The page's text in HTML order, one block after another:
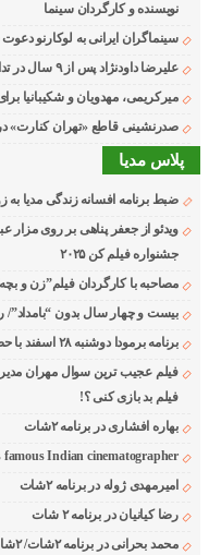
نویسنده و کارگردان سینما
سینماگران ایرانی به لوکارنو
علیرضا داودنژاد پس از ۹ سال در تدارک «زوجه دیجیتال»
میرکریمی، مهدویان و شکیبانیا
صدرنشینی قاطع «تهران کنارت» در گیشه هفته/ ۸۷
پلاس مدیا
ضبط برنامه افسانه زندگی مدیا به
ویدئو از جعفر پناهی بر روی
جشنواره فیلم کن ۲۰۲۵
مصاحبه با کارگردان فیلم”زن و
بیست و چهار سال بدون
برنامه برمودا دوشنبه ۲۸ اسفند با حضور ایرج حسابی
فیلم عجیب ترین سوال مهران
فیلم بد بازی کنی ؟!
بهاره افشاری در برنامه ۲شات
famous Indian cinematographer
امیرمهدی ژوله در برنامه ۲شات
رضا کیانیان در برنامه ۲ شات
محمد بحرانی در برنامه ۲شات/ ۲شات فصل ۱ قسمت ۲